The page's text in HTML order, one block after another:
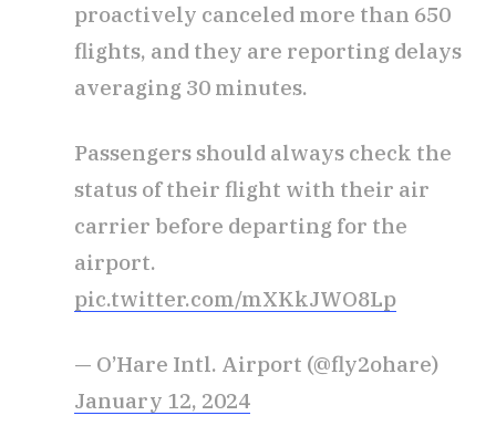
proactively canceled more than 650
flights, and they are reporting delays
averaging 30 minutes.
Passengers should always check the
status of their flight with their air
carrier before departing for the
airport.
pic.twitter.com/mXKkJWO8Lp
— O’Hare Intl. Airport (@fly2ohare)
January 12, 2024